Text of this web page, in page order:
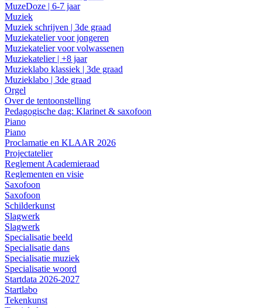
MuzeDoze | 6-7 jaar
Muziek
Muziek schrijven | 3de graad
Muziekatelier voor jongeren
Muziekatelier voor volwassenen
Muziekatelier | +8 jaar
Muzieklabo klassiek | 3de graad
Muzieklabo | 3de graad
Orgel
Over de tentoonstelling
Pedagogische dag: Klarinet & saxofoon
Piano
Piano
Proclamatie en KLAAR 2026
Projectatelier
Reglement Academieraad
Reglementen en visie
Saxofoon
Saxofoon
Schilderkunst
Slagwerk
Slagwerk
Specialisatie beeld
Specialisatie dans
Specialisatie muziek
Specialisatie woord
Startdata 2026-2027
Startlabo
Tekenkunst